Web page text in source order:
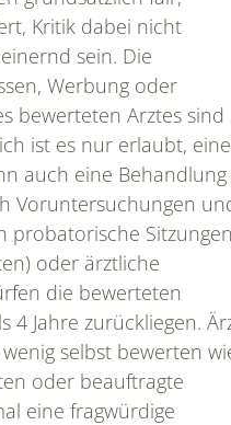
Kritik dabei nicht
sein. Die
Werbung oder
bewerteten Arztes sind
ist es nur erlaubt, eine
auch eine Behandlung
Voruntersuchungen
probatorische
oder ärztliche
die bewerteten
4 Jahre zurückliegen.
selbst bewerten
oder beauftragte
eine fragwürdige